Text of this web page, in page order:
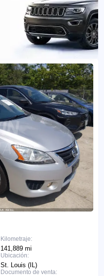
Kilometraje:
141,889 mi
Ubicación:
St. Louis (IL)
Documento de venta: